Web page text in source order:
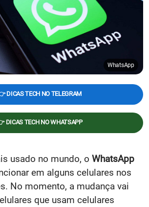
WhatsApp
DICAS TECH NO TELEGRAM
DICAS TECH NO WHATSAPP
usado no mundo, o WhatsApp
em alguns celulares nos
No momento, a mudança vai
que usam celulares